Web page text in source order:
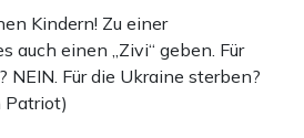
Kindern! Zu einer
auch einen „Zivi“ geben. Für
NEIN. Für die Ukraine sterben?
Patriot)